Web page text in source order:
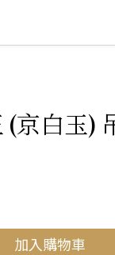
(京白玉)
加入購物車